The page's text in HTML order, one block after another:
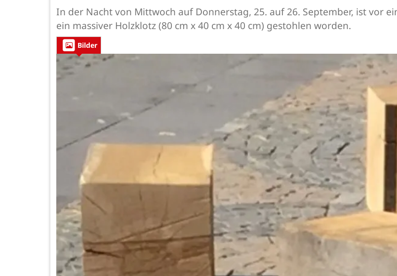
In der Nacht von Mittwoch auf Donnerstag, 25. auf 26. September, ist vor
ein massiver Holzklotz (80 cm x 40 cm x 40 cm) gestohlen worden.
Bilder